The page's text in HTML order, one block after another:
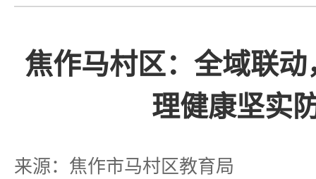
焦作马村区：全域联
理健康坚实
来源：焦作市马村区教育局